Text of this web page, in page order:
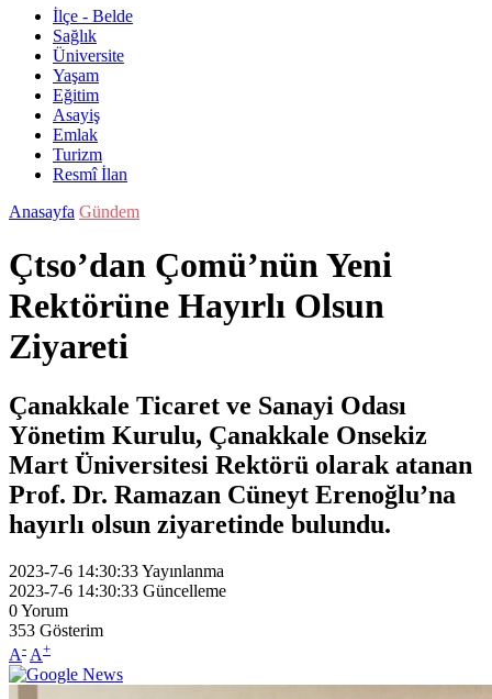
İlçe - Belde
Sağlık
Üniversite
Yaşam
Eğitim
Asayiş
Emlak
Turizm
Resmî İlan
Anasayfa Gündem
Çtso’dan Çomü’nün Yeni
Rektörüne Hayırlı Olsun
Ziyareti
Çanakkale Ticaret ve Sanayi Odası
Yönetim Kurulu, Çanakkale Onsekiz
Mart Üniversitesi Rektörü olarak atanan
Prof. Dr. Ramazan Cüneyt Erenoğlu’na
hayırlı olsun ziyaretinde bulundu.
2023-7-6 14:30:33Yayınlanma
2023-7-6 14:30:33 Güncelleme
0Yorum
353 Gösterim
A- A+